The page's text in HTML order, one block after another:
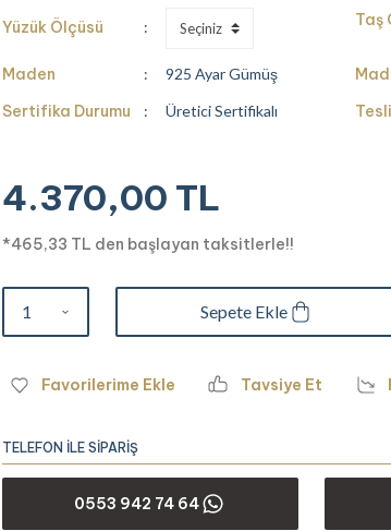
Yüzük Ölçüsü Taş
Maden 925 Ayar Gümüş
Sertifika Durumu Üretici Sertifikalı
4.370,00 TL
*465,33 TL den başlayan taksitlerle!!
Sepete Ekle
Tavsiye Et
TELEFON İLE SİPARİŞ
0553 942 74 64